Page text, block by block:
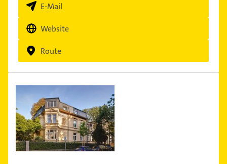
E-Mail
Website
Route